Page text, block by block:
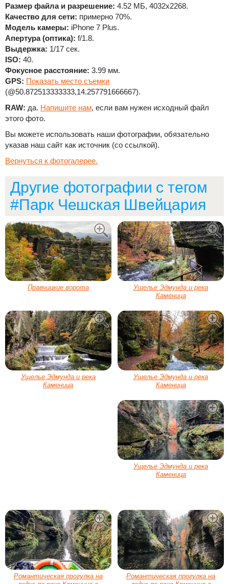
Размер файла и разрешение: 4.52 МБ, 4032x2268.
Качество для сети: примерно 70%.
Модель камеры: iPhone 7 Plus.
Апертура (оптика): f/1.8.
Выдержка: 1/17 сек.
ISO: 40.
Фокусное расстояние: 3.99 мм.
GPS: Показать место съемки
(@50.872513333333,14.257791666667).
RAW: да. Напишите нам, если вам нужен исходный файл
этого фото.
Вы можете использовать наши фотографии, обязательно
указав наш сайт как источник (со ссылкой).
Вернуться к фотогалерее.
Другие фотографии с тегом
#Парк Чешская Швейцария
Правчицкие ворота
Ущелье Эдмунда и река
Каменица
Ущелье Эдмунда и река
Каменица
Ущелье Эдмунда и река
Каменица
Ущелье Эдмунда и река
Каменица
Романтическая прогулка на
Романтическая прогулка на